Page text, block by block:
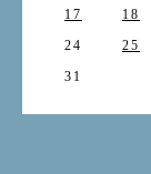
17
18
24
25
31